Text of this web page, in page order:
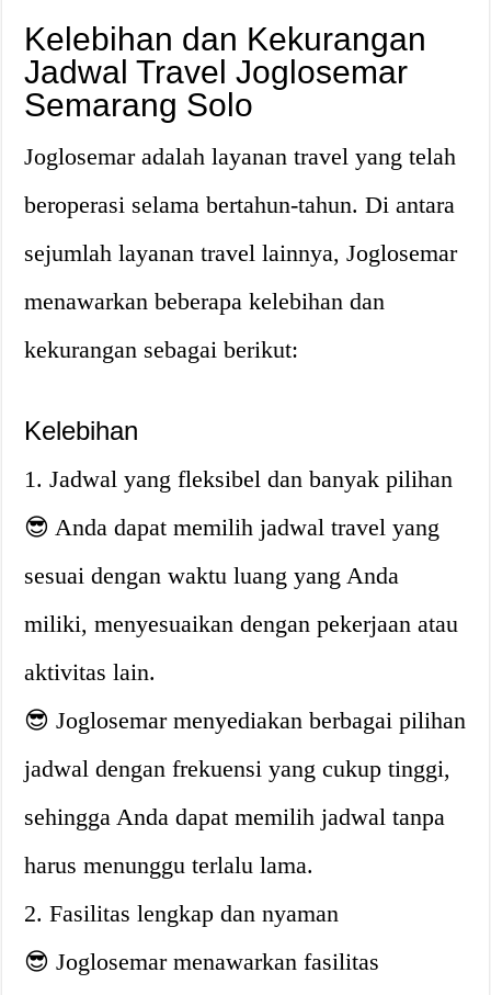
Kelebihan dan Kekurangan
Jadwal Travel Joglosemar
Semarang Solo
Joglosemar adalah layanan travel yang telah
beroperasi selama bertahun-tahun. Di antara
sejumlah layanan travel lainnya, Joglosemar
menawarkan beberapa kelebihan dan
kekurangan sebagai berikut:
Kelebihan
1. Jadwal yang fleksibel dan banyak pilihan
😎 Anda dapat memilih jadwal travel yang
sesuai dengan waktu luang yang Anda
miliki, menyesuaikan dengan pekerjaan atau
aktivitas lain.
😎 Joglosemar menyediakan berbagai pilihan
jadwal dengan frekuensi yang cukup tinggi,
sehingga Anda dapat memilih jadwal tanpa
harus menunggu terlalu lama.
2. Fasilitas lengkap dan nyaman
😎 Joglosemar menawarkan fasilitas